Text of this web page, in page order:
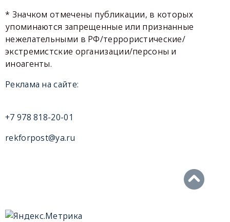
* Значком отмечены публикации, в которых
упоминаются запрещенные или признанные
нежелательными в РФ/террористические/
экстремистские организации/персоны и
иноагенты.
Реклама на сайте:
+7 978 818-20-01
rekforpost@ya.ru